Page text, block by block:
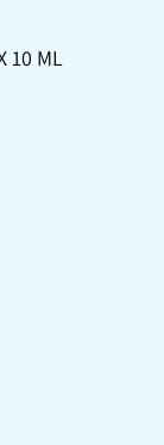
10 ML